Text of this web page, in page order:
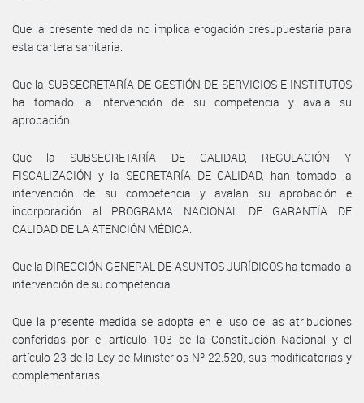
Que la presente medida no implica erogación presupuestaria para
esta cartera sanitaria.
Que la SUBSECRETARÍA DE GESTIÓN DE SERVICIOS E INSTITUTOS
ha tomado la intervención de su competencia y avala su
aprobación.
Que la SUBSECRETARÍA DE CALIDAD, REGULACIÓN Y
FISCALIZACIÓN y la SECRETARÍA DE CALIDAD, han tomado la
intervención de su competencia y avalan su aprobación e
incorporación al PROGRAMA NACIONAL DE GARANTÍA DE
CALIDAD DE LA ATENCIÓN MÉDICA.
Que la DIRECCIÓN GENERAL DE ASUNTOS JURÍDICOS ha tomado la
intervención de su competencia.
Que la presente medida se adopta en el uso de las atribuciones
conferidas por el artículo 103 de la Constitución Nacional y el
artículo 23 de la Ley de Ministerios Nº 22.520, sus modificatorias y
complementarias.